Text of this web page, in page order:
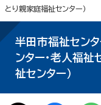
とり親家庭福祉センター）
半田市福祉セン
ンター・老人福祉
祉センター）